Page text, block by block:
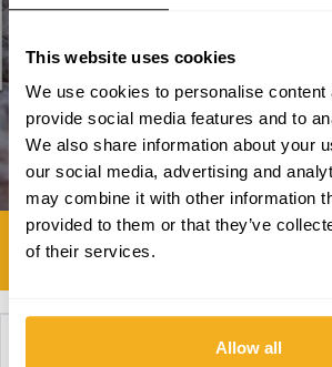
This website uses cookies
We use cookies to personalise content
provide social media features and to
We also share information about your
our social media, advertising and
may combine it with other information
provided to them or that they’ve
of their services.
Allow all
TOOLS FOR WORK BRAVERY